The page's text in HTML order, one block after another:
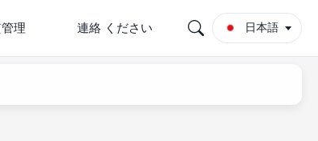
理 連絡 ください 日本語